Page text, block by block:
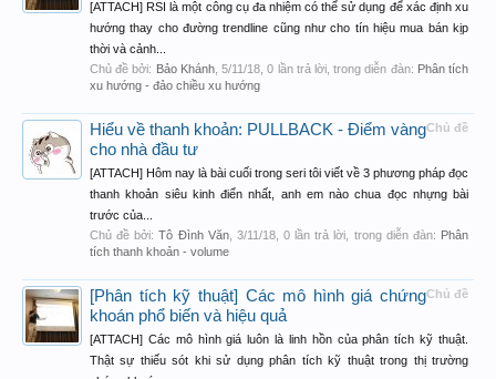
[ATTACH] RSI là một công cụ đa nhiệm có thể sử dụng để xác định xu
hướng thay cho đường trendline cũng như cho tín hiệu mua bán kịp
thời và cảnh...
Chủ đề bởi: Bảo Khánh,5/11/18 , 0 lần trả lời, trong diễn đàn: Phân tích
xu hướng - đảo chiều xu hướng
Chủ đề
Hiểu về thanh khoản: PULLBACK - Điểm vàng
cho nhà đầu tư
[ATTACH] Hôm nay là bài cuối trong seri tôi viết về 3 phương pháp đọc
thanh khoản siêu kinh điển nhất, anh em nào chua đọc nhựng bài
trước của...
Chủ đề bởi:Tô Đình Văn, 3/11/18, 0 lần trả lời, trong diễn đàn: Phân
tích thanh khoản - volume
Chủ đề
[Phân tích kỹ thuật] Các mô hình giá chứng
khoán phổ biến và hiệu quả
[ATTACH] Các mô hình giá luôn là linh hồn của phân tích kỹ thuật.
Thật sự thiếu sót khi sử dụng phân tích kỹ thuật trong thị trường